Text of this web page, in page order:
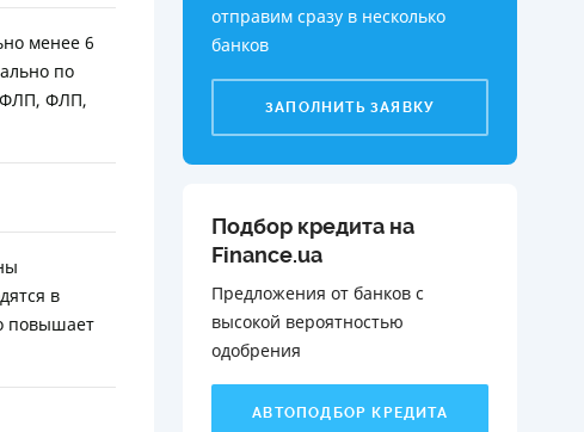
менее 6
по
ФЛП, ФЛП,
в
повышает
отправим сразу в несколько
банков
ЗАПОЛНИТЬ ЗАЯВКУ
Подбор кредита на
Finance.ua
Предложения от банков с
высокой вероятностью
одобрения️
АВТОПОДБОР КРЕДИТА